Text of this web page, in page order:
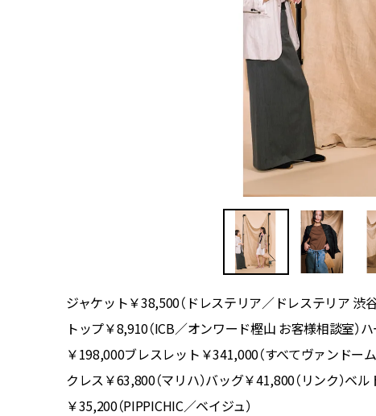
ジャケット￥38,500（ドレステリア／ドレステリア 渋
トップ￥8,910（ICB／オンワード樫山 お客様相談室）
￥198,000ブレスレット￥341,000（すべてヴァンドー
クレス￥63,800（マリハ）バッグ￥41,800（リンク）ベ
￥35,200（PIPPICHIC／ベイジュ）